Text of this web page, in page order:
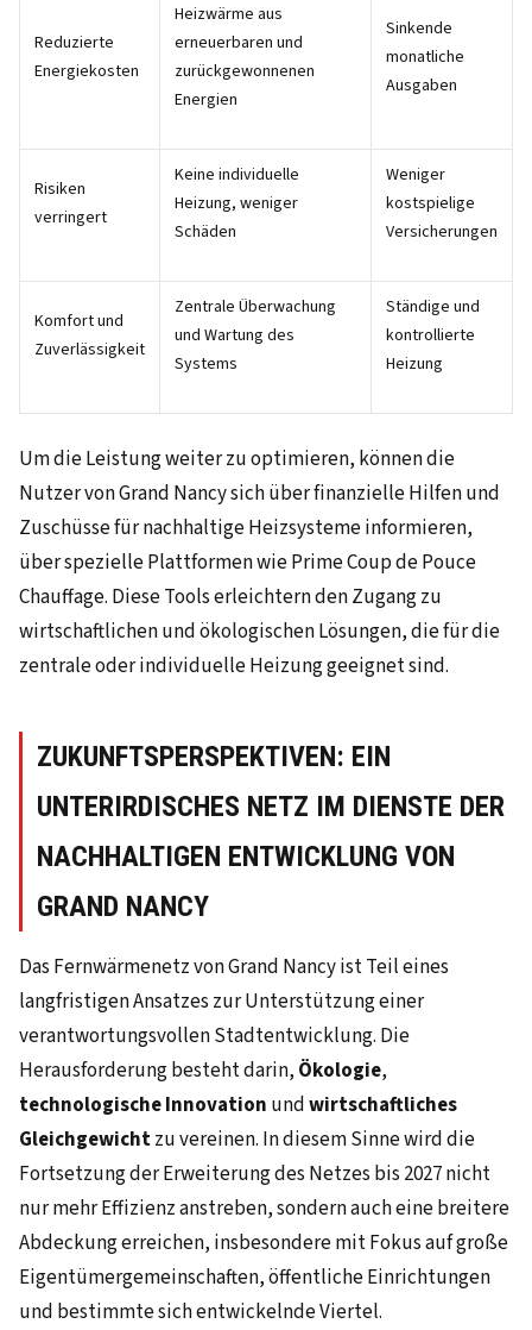
Reduzierte
Energiekosten
Heizwärme aus
erneuerbaren und
zurückgewonnenen
Energien
Sinkende
monatliche
Ausgaben
Risiken
verringert
Keine individuelle
Heizung, weniger
Schäden
Weniger
kostspielige
Versicherungen
Komfort und
Zuverlässigkeit
Zentrale Überwachung
und Wartung des
Systems
Ständige und
kontrollierte
Heizung
Um die Leistung weiter zu optimieren, können die
Nutzer von Grand Nancy sich über finanzielle Hilfen und
Zuschüsse für nachhaltige Heizsysteme informieren,
über spezielle Plattformen wie Prime Coup de Pouce
Chauffage. Diese Tools erleichtern den Zugang zu
wirtschaftlichen und ökologischen Lösungen, die für die
zentrale oder individuelle Heizung geeignet sind.
ZUKUNFTSPERSPEKTIVEN: EIN
UNTERIRDISCHES NETZ IM DIENSTE DER
NACHHALTIGEN ENTWICKLUNG VON
GRAND NANCY
Das Fernwärmenetz von Grand Nancy ist Teil eines
langfristigen Ansatzes zur Unterstützung einer
verantwortungsvollen Stadtentwicklung. Die
Herausforderung besteht darin, Ökologie,
technologische Innovation undwirtschaftliches
Gleichgewichtzu vereinen. In diesem Sinne wird die
Fortsetzung der Erweiterung des Netzes bis 2027 nicht
nur mehr Effizienz anstreben, sondern auch eine breitere
Abdeckung erreichen, insbesondere mit Fokus auf große
Eigentümergemeinschaften, öffentliche Einrichtungen
und bestimmte sich entwickelnde Viertel.